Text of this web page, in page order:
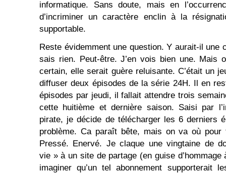
informatique. Sans doute, mais en
d’incriminer un caractère enclin à la
supportable.
Reste évidemment une question. Y aurait-il une
sais rien. Peut-être. J’en vois bien une. Mais
certain, elle serait guère reluisante. C’était un
diffuser deux épisodes de la série 24H. Il en
épisodes par jeudi, il fallait attendre trois
cette huitième et dernière saison. Saisi par
pirate, je décide de télécharger les 6 derniers
problème. Ca paraît bête, mais on va où pour
Pressé. Enervé. Je claque une vingtaine de
vie » à un site de partage (en guise d’hommage
imaginer qu’un tel abonnement supporterait